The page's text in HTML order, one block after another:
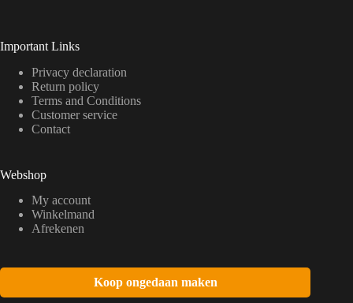
Important Links
Privacy declaration
Return policy
Terms and Conditions
Customer service
Contact
Webshop
My account
Winkelmand
Afrekenen
Koop ongedaan maken